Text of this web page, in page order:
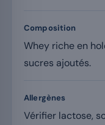
Composition
Whey riche en
sucres ajoutés.
Allergènes
Vérifier lactose,